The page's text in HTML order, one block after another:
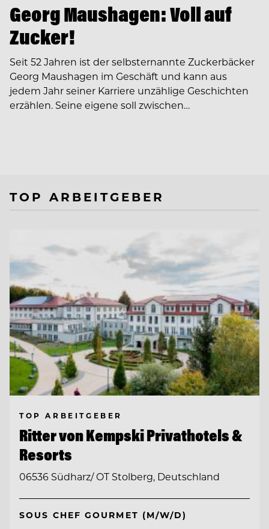
Georg Maushagen: Voll auf
Zucker!
Seit 52 Jahren ist der selbsternannte Zuckerbäcker
Georg Maushagen im Geschäft und kann aus
jedem Jahr seiner Karriere unzählige Geschichten
erzählen. Seine eigene soll zwischen…
TOP ARBEITGEBER
TOP ARBEITGEBER
Ritter von Kempski Privathotels &
Resorts
06536 Südharz/ OT Stolberg, Deutschland
SOUS CHEF GOURMET (M/W/D)